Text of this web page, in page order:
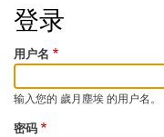
登录
用户名
输入您的 歲月塵埃 的用户名。
密码